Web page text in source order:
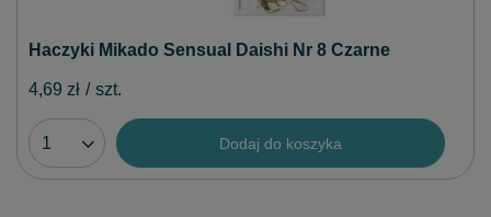
Haczyki Mikado Sensual Daishi Nr 8 Czarne
4,69 zł / szt.
Dodaj do koszyka